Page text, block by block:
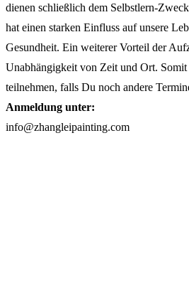
dienen schließlich dem Selbstlern-
hat einen starken Einfluss auf unsere
Gesundheit. Ein weiterer Vorteil der
Unabhängigkeit von Zeit und Ort. Somit
teilnehmen, falls Du noch andere
Anmeldung unter:
info@zhangleipainting.com